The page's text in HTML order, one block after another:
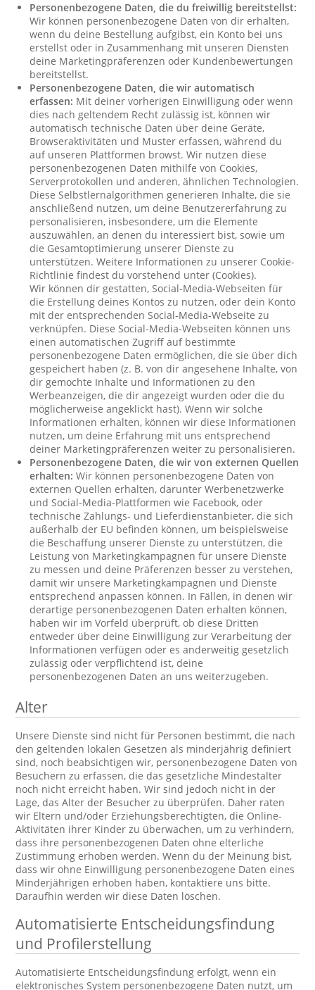
Personenbezogene Daten, die du freiwillig bereitstellst:
Wir können personenbezogene Daten von dir erhalten,
wenn du deine Bestellung aufgibst, ein Konto bei uns
erstellst oder in Zusammenhang mit unseren Diensten
deine Marketingpräferenzen oder Kundenbewertungen
bereitstellst.
Personenbezogene Daten, die wir automatisch
erfassen: Mit deiner vorherigen Einwilligung oder wenn
dies nach geltendem Recht zulässig ist, können wir
automatisch technische Daten über deine Geräte,
Browseraktivitäten und Muster erfassen, während du
auf unseren Plattformen browst. Wir nutzen diese
personenbezogenen Daten mithilfe von Cookies,
Serverprotokollen und anderen, ähnlichen Technologien.
Diese Selbstlernalgorithmen generieren Inhalte, die sie
anschließend nutzen, um deine Benutzererfahrung zu
personalisieren, insbesondere, um die Elemente
auszuwählen, an denen du interessiert bist, sowie um
die Gesamtoptimierung unserer Dienste zu
unterstützen. Weitere Informationen zu unserer Cookie-
Richtlinie findest du vorstehend unter (Cookies).
Wir können dir gestatten, Social-Media-Webseiten für
die Erstellung deines Kontos zu nutzen, oder dein Konto
mit der entsprechenden Social-Media-Webseite zu
verknüpfen. Diese Social-Media-Webseiten können uns
einen automatischen Zugriff auf bestimmte
personenbezogene Daten ermöglichen, die sie über dich
gespeichert haben (z. B. von dir angesehene Inhalte, von
dir gemochte Inhalte und Informationen zu den
Werbeanzeigen, die dir angezeigt wurden oder die du
möglicherweise angeklickt hast). Wenn wir solche
Informationen erhalten, können wir diese Informationen
nutzen, um deine Erfahrung mit uns entsprechend
deiner Marketingpräferenzen weiter zu personalisieren.
Personenbezogene Daten, die wir von externen Quellen
erhalten: Wir können personenbezogene Daten von
externen Quellen erhalten, darunter Werbenetzwerke
und Social-Media-Plattformen wie Facebook, oder
technische Zahlungs- und Lieferdienstanbieter, die sich
außerhalb der EU befinden können, um beispielsweise
die Beschaffung unserer Dienste zu unterstützen, die
Leistung von Marketingkampagnen für unsere Dienste
zu messen und deine Präferenzen besser zu verstehen,
damit wir unsere Marketingkampagnen und Dienste
entsprechend anpassen können. In Fällen, in denen wir
derartige personenbezogenen Daten erhalten können,
haben wir im Vorfeld überprüft, ob diese Dritten
entweder über deine Einwilligung zur Verarbeitung der
Informationen verfügen oder es anderweitig gesetzlich
zulässig oder verpflichtend ist, deine
personenbezogenen Daten an uns weiterzugeben.
Alter
Unsere Dienste sind nicht für Personen bestimmt, die nach
den geltenden lokalen Gesetzen als minderjährig definiert
sind, noch beabsichtigen wir, personenbezogene Daten von
Besuchern zu erfassen, die das gesetzliche Mindestalter
noch nicht erreicht haben. Wir sind jedoch nicht in der
Lage, das Alter der Besucher zu überprüfen. Daher raten
wir Eltern und/oder Erziehungsberechtigten, die Online-
Aktivitäten ihrer Kinder zu überwachen, um zu verhindern,
dass ihre personenbezogenen Daten ohne elterliche
Zustimmung erhoben werden. Wenn du der Meinung bist,
dass wir ohne Einwilligung personenbezogene Daten eines
Minderjährigen erhoben haben, kontaktiere uns bitte.
Daraufhin werden wir diese Daten löschen.
Automatisierte Entscheidungsfindung
und Profilerstellung
Automatisierte Entscheidungsfindung erfolgt, wenn ein
elektronisches System personenbezogene Daten nutzt, um